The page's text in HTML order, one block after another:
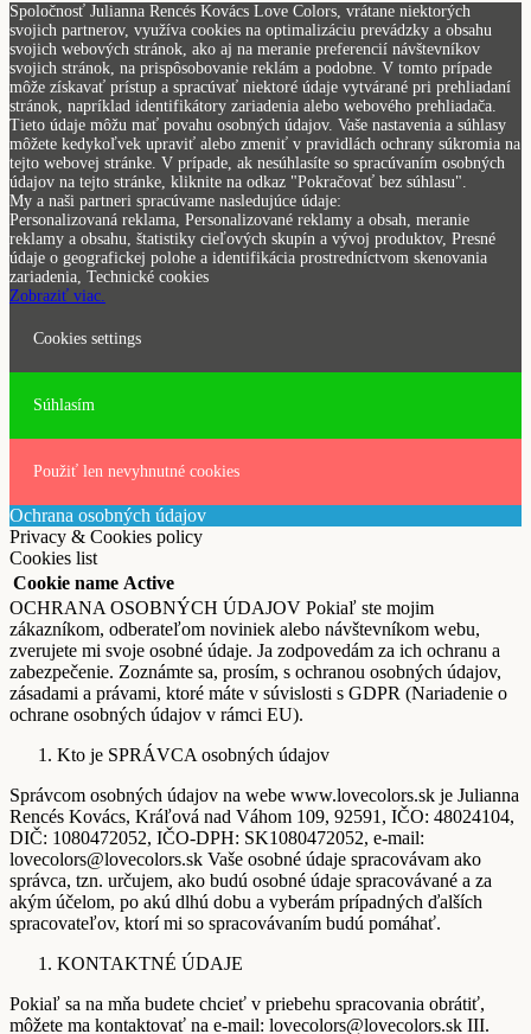
Spoločnosť Julianna Rencés Kovács Love Colors, vrátane niektorých
svojich partnerov, využíva cookies na optimalizáciu prevádzky a obsahu
svojich webových stránok, ako aj na meranie preferencií návštevníkov
svojich stránok, na prispôsobovanie reklám a podobne. V tomto prípade
môže získavať prístup a spracúvať niektoré údaje vytvárané pri prehliadaní
stránok, napríklad identifikátory zariadenia alebo webového prehliadača.
Tieto údaje môžu mať povahu osobných údajov. Vaše nastavenia a súhlasy
môžete kedykoľvek upraviť alebo zmeniť v pravidlách ochrany súkromia na
tejto webovej stránke. V prípade, ak nesúhlasíte so spracúvaním osobných
údajov na tejto stránke, kliknite na odkaz "Pokračovať bez súhlasu".
My a naši partneri spracúvame nasledujúce údaje:
Personalizovaná reklama, Personalizované reklamy a obsah, meranie
reklamy a obsahu, štatistiky cieľových skupín a vývoj produktov, Presné
údaje o geografickej polohe a identifikácia prostredníctvom skenovania
zariadenia, Technické cookies
Zobraziť viac.
Cookies settings
Súhlasím
Použiť len nevyhnutné cookies
Ochrana osobných údajov
Privacy & Cookies policy
Cookies list
Cookie name Active
OCHRANA OSOBNÝCH ÚDAJOV Pokiaľ ste mojim
zákazníkom, odberateľom noviniek alebo návštevníkom webu,
zverujete mi svoje osobné údaje. Ja zodpovedám za ich ochranu a
zabezpečenie. Zoznámte sa, prosím, s ochranou osobných údajov,
zásadami a právami, ktoré máte v súvislosti s GDPR (Nariadenie o
ochrane osobných údajov v rámci EU).
Kto je SPRÁVCA osobných údajov
Správcom osobných údajov na webe www.lovecolors.sk je Julianna
Rencés Kovács, Kráľová nad Váhom 109, 92591, IČO: 48024104,
DIČ: 1080472052, IČO-DPH: SK1080472052, e-mail:
lovecolors@lovecolors.sk Vaše osobné údaje spracovávam ako
správca, tzn. určujem, ako budú osobné údaje spracovávané a za
akým účelom, po akú dlhú dobu a vyberám prípadných ďalších
spracovateľov, ktorí mi so spracovávaním budú pomáhať.
KONTAKTNÉ ÚDAJE
Pokiaľ sa na mňa budete chcieť v priebehu spracovania obrátiť,
môžete ma kontaktovať na e-mail: lovecolors@lovecolors.sk III.